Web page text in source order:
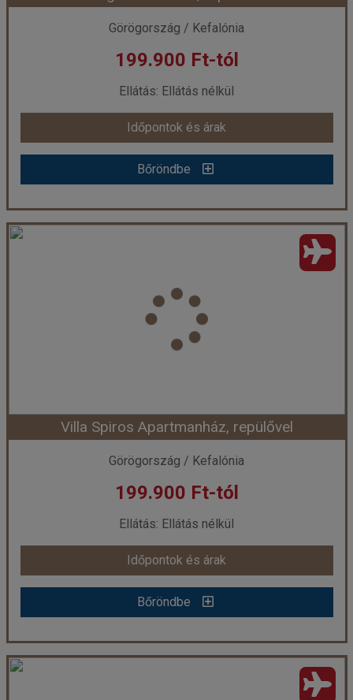
már 199.900 Ft-tól
Időpontok és árak
Bőröndbe
Görögország / Kefalónia
199.900 Ft-tól
Ellátás: Ellátás nélkül
Időpontok és árak
Bőröndbe
Angelika Stúdiók, repülővel
Város:Lassi
Utazás módja:
Repülővel
Ellátás: Ellátás nélkül
Szálláskategória: Apartmanház
2 ágyas stúdió pótágyazható
Időpont: 2026-09-18 | 7 éj
már 199.900 Ft-tól
Időpontok és árak
Bőröndbe
Villa Spiros Apartmanház, repülővel
Görögország / Kefalónia
199.900 Ft-tól
Ellátás: Ellátás nélkül
Időpontok és árak
Bőröndbe
Villa Spiros Apartmanház, repülővel